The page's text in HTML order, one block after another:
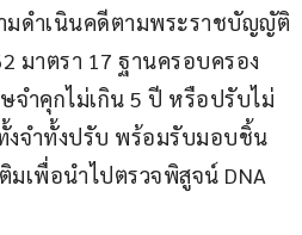
มดำเนินคดีตามพระราชบัญญัติ
มาตรา 17 ฐานครอบครอง
จำคุกไม่เกิน 5 ปี หรือปรับไม่
งจำทั้งปรับ พร้อมรับมอบชิ้น
เพื่อนำไปตรวจพิสูจน์ DNA